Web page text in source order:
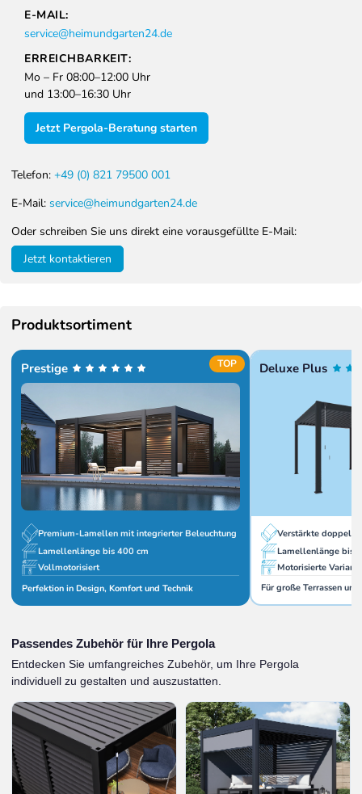
E-MAIL:
service@heimundgarten24.de
ERREICHBARKEIT:
Mo – Fr 08:00–12:00 Uhr
und 13:00–16:30 Uhr
Jetzt Pergola-Beratung starten
Telefon: +49 (0) 821 79500 001
E-Mail: service@heimundgarten24.de
Oder schreiben Sie uns direkt eine vorausgefüllte E-Mail:
Jetzt kontaktieren
Produktsortiment
Prestige TOP
Premium-Lamellen mit integrierter Beleuchtung
Lamellenlänge bis 400 cm
Vollmotorisiert
Perfektion in Design, Komfort und Technik
Deluxe Plus
Verstärkte
Lamellenlänge bis
Motorisierte
Für große Terrassen
Passendes Zubehör für Ihre Pergola
Entdecken Sie umfangreiches Zubehör, um Ihre Pergola
individuell zu gestalten und auszustatten.